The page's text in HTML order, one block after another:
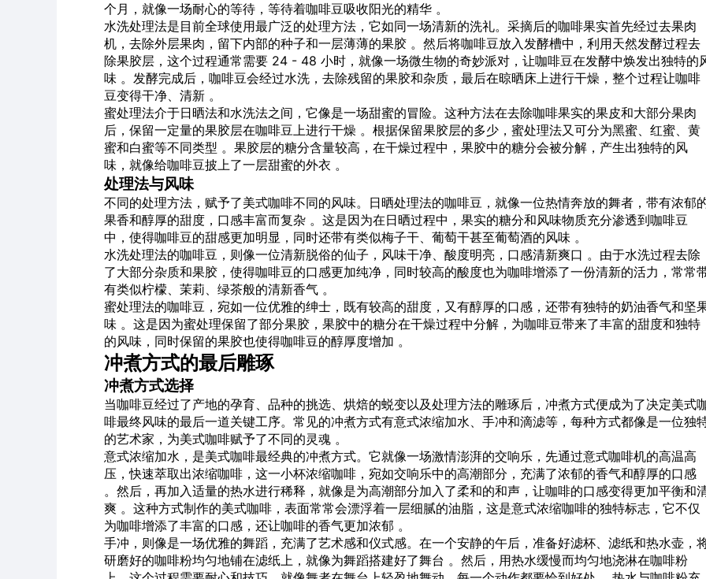
个月，就像一场耐心的等待，等待着咖啡豆吸收阳光的精华 。
水洗处理法是目前全球使用最广泛的处理方法，它如同一场清新的洗礼。采摘后的咖啡果实首先经过去果肉
机，去除外层果肉，留下内部的种子和一层薄薄的果胶 。然后将咖啡豆放入发酵槽中，利用天然发酵过程去
除果胶层，这个过程通常需要 24 - 48 小时，就像一场微生物的奇妙派对，让咖啡豆在发酵中焕发出独特的
味 。发酵完成后，咖啡豆会经过水洗，去除残留的果胶和杂质，最后在晾晒床上进行干燥，整个过程让咖啡
豆变得干净、清新 。
蜜处理法介于日晒法和水洗法之间，它像是一场甜蜜的冒险。这种方法在去除咖啡果实的果皮和大部分果肉
后，保留一定量的果胶层在咖啡豆上进行干燥 。根据保留果胶层的多少，蜜处理法又可分为黑蜜、红蜜、黄
蜜和白蜜等不同类型 。果胶层的糖分含量较高，在干燥过程中，果胶中的糖分会被分解，产生出独特的风
味，就像给咖啡豆披上了一层甜蜜的外衣 。
处理法与风味
不同的处理方法，赋予了美式咖啡不同的风味。日晒处理法的咖啡豆，就像一位热情奔放的舞者，带有浓郁
果香和醇厚的甜度，口感丰富而复杂 。这是因为在日晒过程中，果实的糖分和风味物质充分渗透到咖啡豆
中，使得咖啡豆的甜感更加明显，同时还带有类似梅子干、葡萄干甚至葡萄酒的风味 。
水洗处理法的咖啡豆，则像一位清新脱俗的仙子，风味干净、酸度明亮，口感清新爽口 。由于水洗过程去除
了大部分杂质和果胶，使得咖啡豆的口感更加纯净，同时较高的酸度也为咖啡增添了一份清新的活力，常常
有类似柠檬、茉莉、绿茶般的清新香气 。
蜜处理法的咖啡豆，宛如一位优雅的绅士，既有较高的甜度，又有醇厚的口感，还带有独特的奶油香气和坚
味 。这是因为蜜处理保留了部分果胶，果胶中的糖分在干燥过程中分解，为咖啡豆带来了丰富的甜度和独特
的风味，同时保留的果胶也使得咖啡豆的醇厚度增加 。
冲煮方式的最后雕琢
冲煮方式选择
当咖啡豆经过了产地的孕育、品种的挑选、烘焙的蜕变以及处理方法的雕琢后，冲煮方式便成为了决定美式
啡最终风味的最后一道关键工序。常见的冲煮方式有意式浓缩加水、手冲和滴滤等，每种方式都像是一位独
的艺术家，为美式咖啡赋予了不同的灵魂 。
意式浓缩加水，是美式咖啡最经典的冲煮方式。它就像一场激情澎湃的交响乐，先通过意式咖啡机的高温高
压，快速萃取出浓缩咖啡，这一小杯浓缩咖啡，宛如交响乐中的高潮部分，充满了浓郁的香气和醇厚的口感
。然后，再加入适量的热水进行稀释，就像是为高潮部分加入了柔和的和声，让咖啡的口感变得更加平衡和
爽 。这种方式制作的美式咖啡，表面常常会漂浮着一层细腻的油脂，这是意式浓缩咖啡的独特标志，它不仅
为咖啡增添了丰富的口感，还让咖啡的香气更加浓郁 。
手冲，则像是一场优雅的舞蹈，充满了艺术感和仪式感。在一个安静的午后，准备好滤杯、滤纸和热水壶，
研磨好的咖啡粉均匀地铺在滤纸上，就像为舞蹈搭建好了舞台 。然后，用热水缓慢而均匀地浇淋在咖啡粉